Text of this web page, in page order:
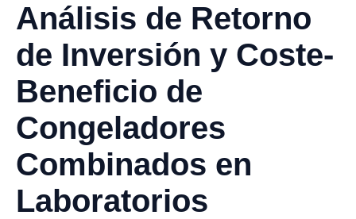
Análisis de Retorno
de Inversión y Coste-
Beneficio de
Congeladores
Combinados en
Laboratorios